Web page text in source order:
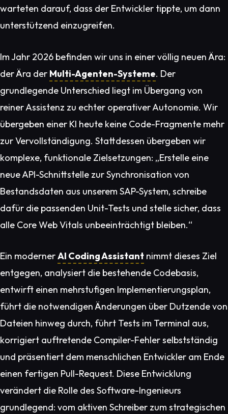
warteten darauf, dass der Entwickler tippte, um dann
unterstützend einzugreifen.
Im Jahr 2026 befinden wir uns in einer völlig neuen Ära:
der Ära der Multi-Agenten-Systeme. Der
grundlegende Unterschied liegt im Übergang von
reiner Assistenz zu echter operativer Autonomie. Wir
übergeben einer KI heute keine Code-Fragmente mehr
zur Vervollständigung. Stattdessen übergeben wir
komplexe, funktionale Zielsetzungen: „Erstelle eine
neue API-Schnittstelle zur Synchronisation von
Bestandsdaten aus unserem SAP-System, schreibe
dafür die passenden Unit-Tests und stelle sicher, dass
alle Core Web Vitals unbeeinträchtigt bleiben.“
Ein modernerAI Coding Assistant nimmt dieses Ziel
entgegen, analysiert die bestehende Codebasis,
entwirft einen mehrstufigen Implementierungsplan,
führt die notwendigen Änderungen über Dutzende von
Dateien hinweg durch, führt Tests im Terminal aus,
korrigiert auftretende Compiler-Fehler selbstständig
und präsentiert dem menschlichen Entwickler am Ende
einen fertigen Pull-Request. Diese Entwicklung
verändert die Rolle des Software-Ingenieurs
grundlegend: vom aktiven Schreiber zum strategischen